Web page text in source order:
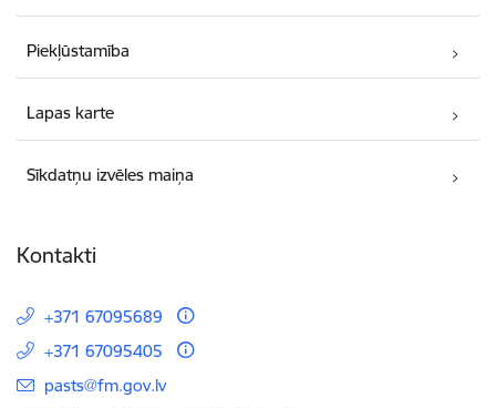
Piekļūstamība
Lapas karte
Sīkdatņu izvēles maiņa
Kontakti
+371 67095689
+371 67095405
E-pasts:
pasts@fm.gov.lv